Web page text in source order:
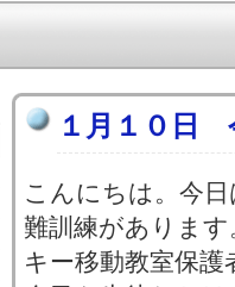
１月１０日
こんにちは。今
難訓練がありま
キー移動教室保